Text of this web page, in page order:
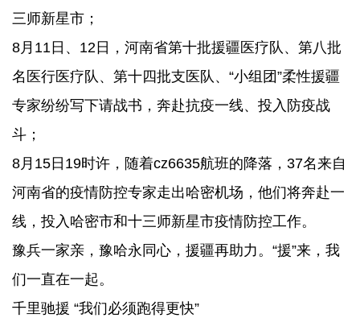
三师新星市；
8月11日、12日，河南省第十批援疆医疗队、第八批
名医行医疗队、第十四批支医队、“小组团”柔性援疆
专家纷纷写下请战书，奔赴抗疫一线、投入防疫战
斗；
8月15日19时许，随着cz6635航班的降落，37名来自
河南省的疫情防控专家走出哈密机场，他们将奔赴一
线，投入哈密市和十三师新星市疫情防控工作。
豫兵一家亲，豫哈永同心，援疆再助力。“援”来，我
们一直在一起。
千里驰援 “我们必须跑得更快”